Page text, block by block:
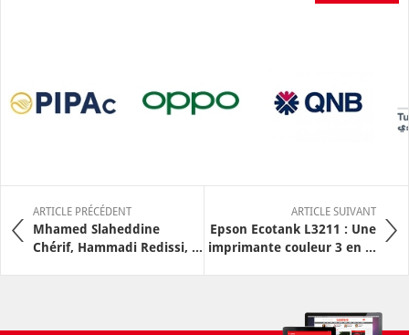
ARTICLE PRÉCÉDENT
Mhamed Slaheddine
Chérif, Hammadi Redissi, ...
ARTICLE SUIVANT
Epson Ecotank L3211 : Une
imprimante couleur 3 en ...